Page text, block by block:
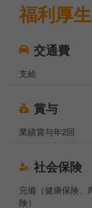
福利厚
交通費
支給
賞与
業績賞与年2回
社会保険
完備（健康保険、
険）